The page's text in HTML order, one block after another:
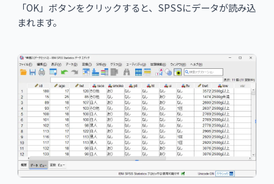
「OK」ボタンをクリックすると、SPSSにデータが読み込
まれます。